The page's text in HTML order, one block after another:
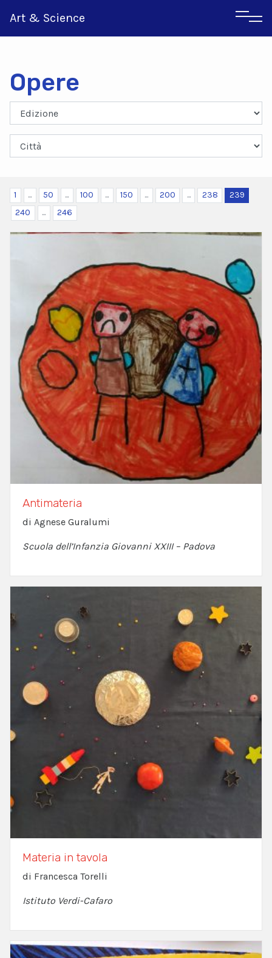
Art & Science
Greco
Opere
1 ... 50 ... 100 ... 150 ... 200 ... 238
239
240
... 246
Antimateria
di Agnese Guralumi
Scuola dell’Infanzia Giovanni XXIII – Padova
Materia in tavola
di Francesca Torelli
Istituto Verdi-Cafaro